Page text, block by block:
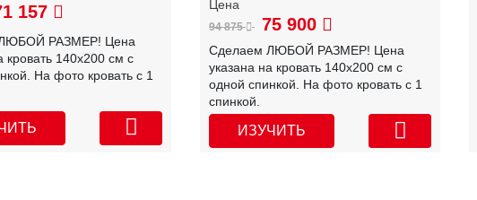
157
РАЗМЕР! Цена
кровать 140х200 см с
На фото кровать с 1
94 875 75 900
Сделаем ЛЮБОЙ РАЗМЕР! Цена
указана на кровать 140х200 см с
одной спинкой. На фото кровать с 1
спинкой.
ИЗУЧИТЬ